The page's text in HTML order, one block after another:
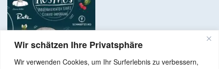
Wir schätzen Ihre Privatsphäre
Wir verwenden Cookies, um Ihr Surferlebnis zu verbessern,